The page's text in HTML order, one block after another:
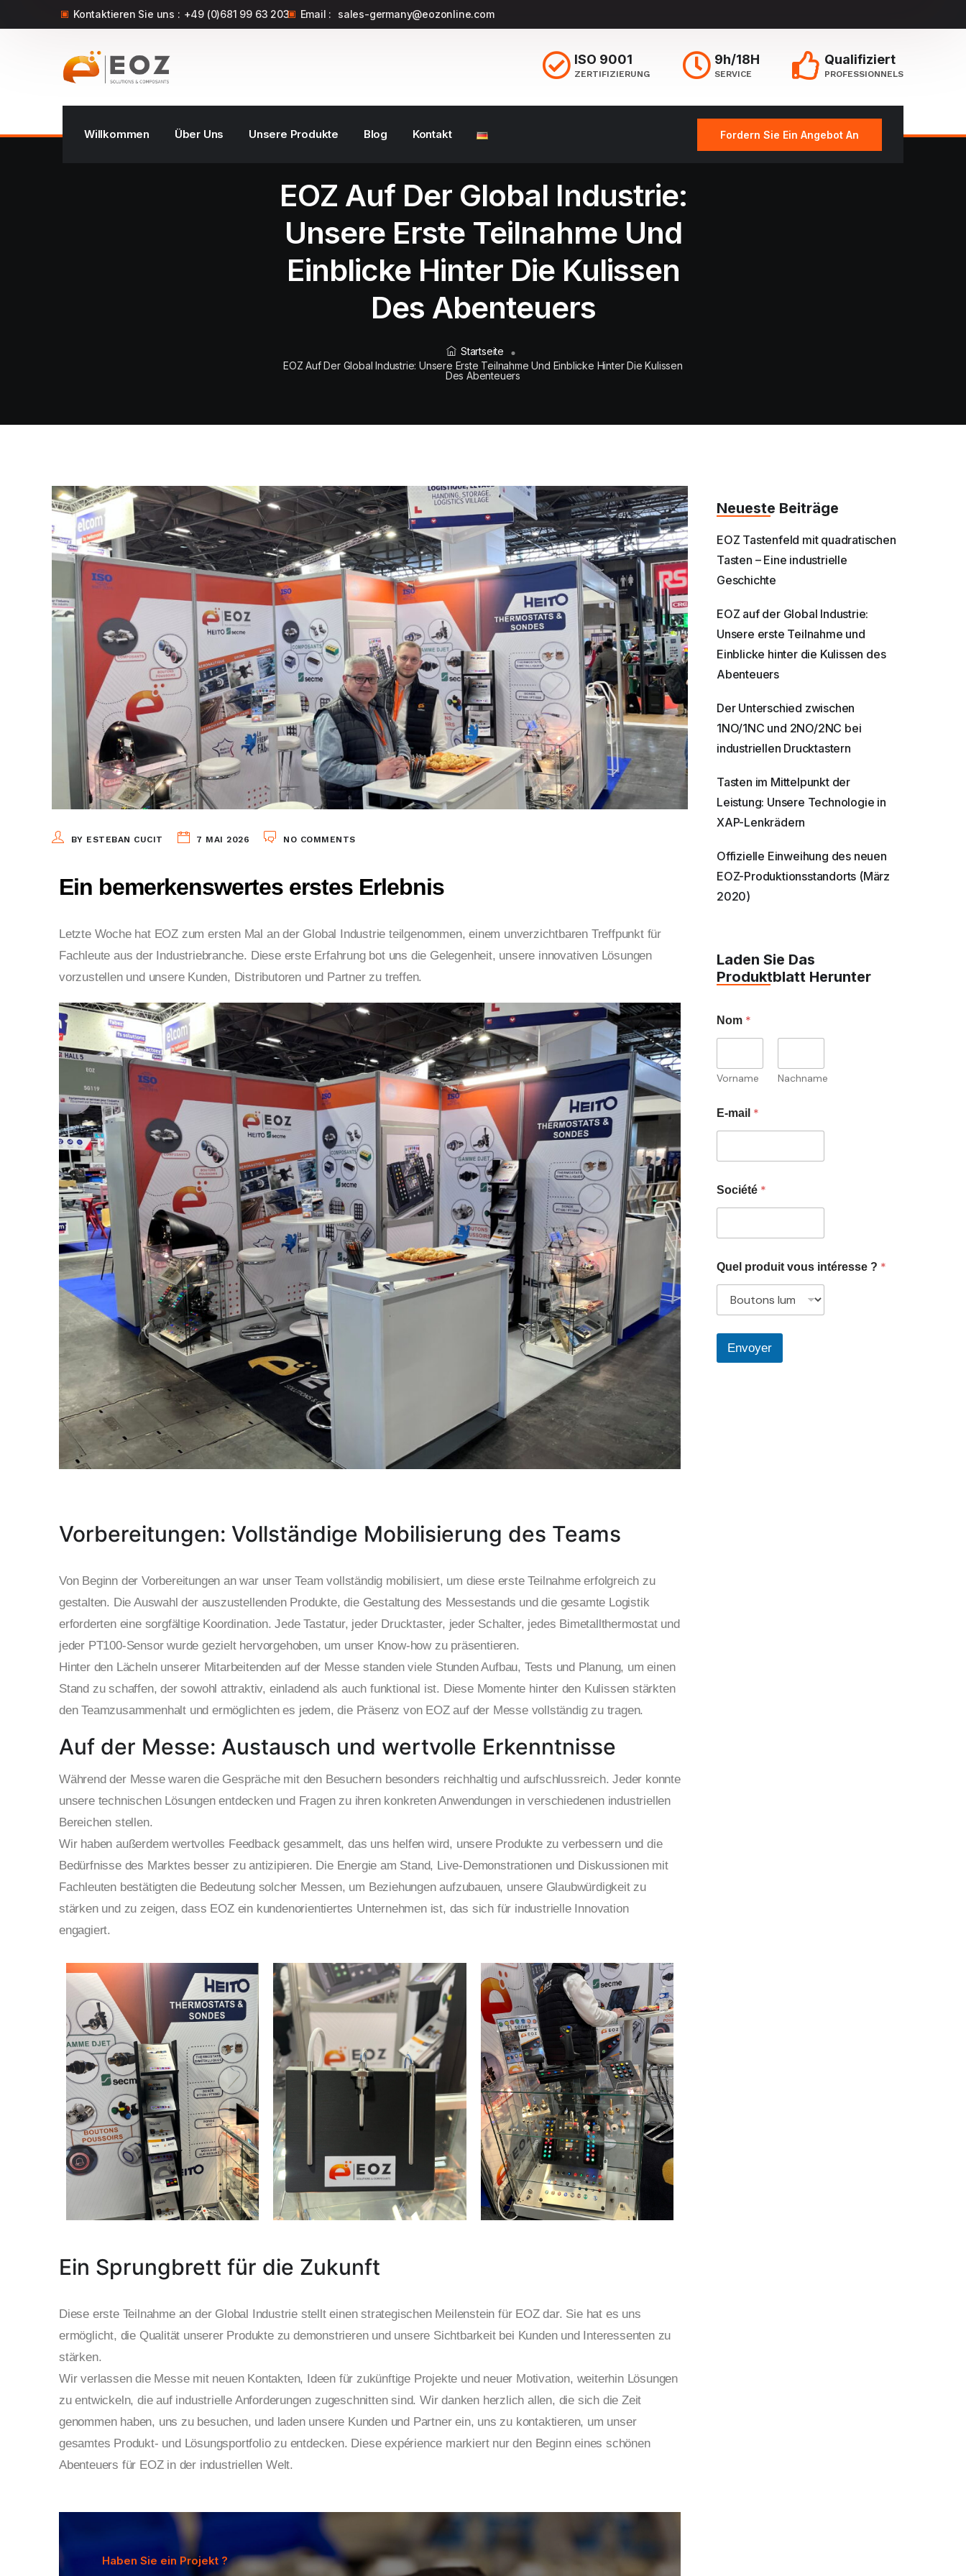
Kontaktieren Sie uns : +49 (0)681 99 63 203 Email : sales-germany@eozonline.com
ISO 9001
ZERTIFIZIERUNG
9h/18H
SERVICE
Qualifiziert
PROFESSIONNELS
Willkommen Über Uns Unsere Produkte Blog Kontakt Fordern Sie Ein Angebot An
EOZ Auf Der Global Industrie:
Unsere Erste Teilnahme Und
Einblicke Hinter Die Kulissen
Des Abenteuers
Startseite
EOZ Auf Der Global Industrie: Unsere Erste Teilnahme Und Einblicke Hinter Die Kulissen
Des Abenteuers
BY ESTEBAN CUCIT 7 MAI 2026 NO COMMENTS
Ein bemerkenswertes erstes Erlebnis
Letzte Woche hat EOZ zum ersten Mal an der Global Industrie teilgenommen, einem unverzichtbaren Treffpunkt für
Fachleute aus der Industriebranche. Diese erste Erfahrung bot uns die Gelegenheit, unsere innovativen Lösungen
vorzustellen und unsere Kunden, Distributoren und Partner zu treffen.
Vorbereitungen: Vollständige Mobilisierung des Teams
Von Beginn der Vorbereitungen an war unser Team vollständig mobilisiert, um diese erste Teilnahme erfolgreich zu
gestalten. Die Auswahl der auszustellenden Produkte, die Gestaltung des Messestands und die gesamte Logistik
erforderten eine sorgfältige Koordination. Jede Tastatur, jeder Drucktaster, jeder Schalter, jedes Bimetallthermostat und
jeder PT100-Sensor wurde gezielt hervorgehoben, um unser Know-how zu präsentieren.
Hinter den Lächeln unserer Mitarbeitenden auf der Messe standen viele Stunden Aufbau, Tests und Planung, um einen
Stand zu schaffen, der sowohl attraktiv, einladend als auch funktional ist. Diese Momente hinter den Kulissen stärkten
den Teamzusammenhalt und ermöglichten es jedem, die Präsenz von EOZ auf der Messe vollständig zu tragen.
Auf der Messe: Austausch und wertvolle Erkenntnisse
Während der Messe waren die Gespräche mit den Besuchern besonders reichhaltig und aufschlussreich. Jeder konnte
unsere technischen Lösungen entdecken und Fragen zu ihren konkreten Anwendungen in verschiedenen industriellen
Bereichen stellen.
Wir haben außerdem wertvolles Feedback gesammelt, das uns helfen wird, unsere Produkte zu verbessern und die
Bedürfnisse des Marktes besser zu antizipieren. Die Energie am Stand, Live-Demonstrationen und Diskussionen mit
Fachleuten bestätigten die Bedeutung solcher Messen, um Beziehungen aufzubauen, unsere Glaubwürdigkeit zu
stärken und zu zeigen, dass EOZ ein kundenorientiertes Unternehmen ist, das sich für industrielle Innovation
engagiert.
Ein Sprungbrett für die Zukunft
Diese erste Teilnahme an der Global Industrie stellt einen strategischen Meilenstein für EOZ dar. Sie hat es uns
ermöglicht, die Qualität unserer Produkte zu demonstrieren und unsere Sichtbarkeit bei Kunden und Interessenten zu
stärken.
Wir verlassen die Messe mit neuen Kontakten, Ideen für zukünftige Projekte und neuer Motivation, weiterhin Lösungen
zu entwickeln, die auf industrielle Anforderungen zugeschnitten sind. Wir danken herzlich allen, die sich die Zeit
genommen haben, uns zu besuchen, und laden unsere Kunden und Partner ein, uns zu kontaktieren, um unser
gesamtes Produkt- und Lösungsportfolio zu entdecken. Diese expérience markiert nur den Beginn eines schönen
Abenteuers für EOZ in der industriellen Welt.
Haben Sie ein Projekt ?
Neueste Beiträge
EOZ Tastenfeld mit quadratischen
Tasten – Eine industrielle
Geschichte
EOZ auf der Global Industrie:
Unsere erste Teilnahme und
Einblicke hinter die Kulissen des
Abenteuers
Der Unterschied zwischen
1NO/1NC und 2NO/2NC bei
industriellen Drucktastern
Tasten im Mittelpunkt der
Leistung: Unsere Technologie in
XAP-Lenkrädern
Offizielle Einweihung des neuen
EOZ-Produktionsstandorts (März
2020)
Laden Sie Das
Produktblatt Herunter
Nom *
Vorname Nachname
E-mail *
Société *
Quel produit vous intéresse ? *
Envoyer